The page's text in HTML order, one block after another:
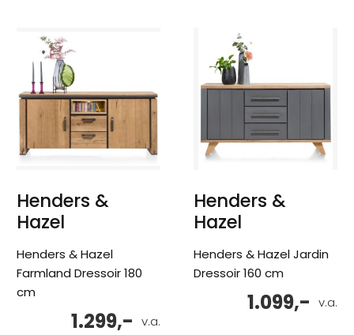
Henders &
Hazel
Henders & Hazel
Farmland Dressoir 180
cm
v.a.
1.299,-
Henders &
Hazel
Henders & Hazel Jardin
Dressoir 160 cm
v.a.
1.099,-